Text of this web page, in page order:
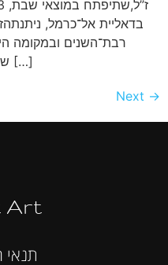
בדאליית אל־כרמל,
רבת־השנים ובמקומה
שרמן, שהלכה לעולמה בשנת 2023 […]
Next →
Art
תנאי